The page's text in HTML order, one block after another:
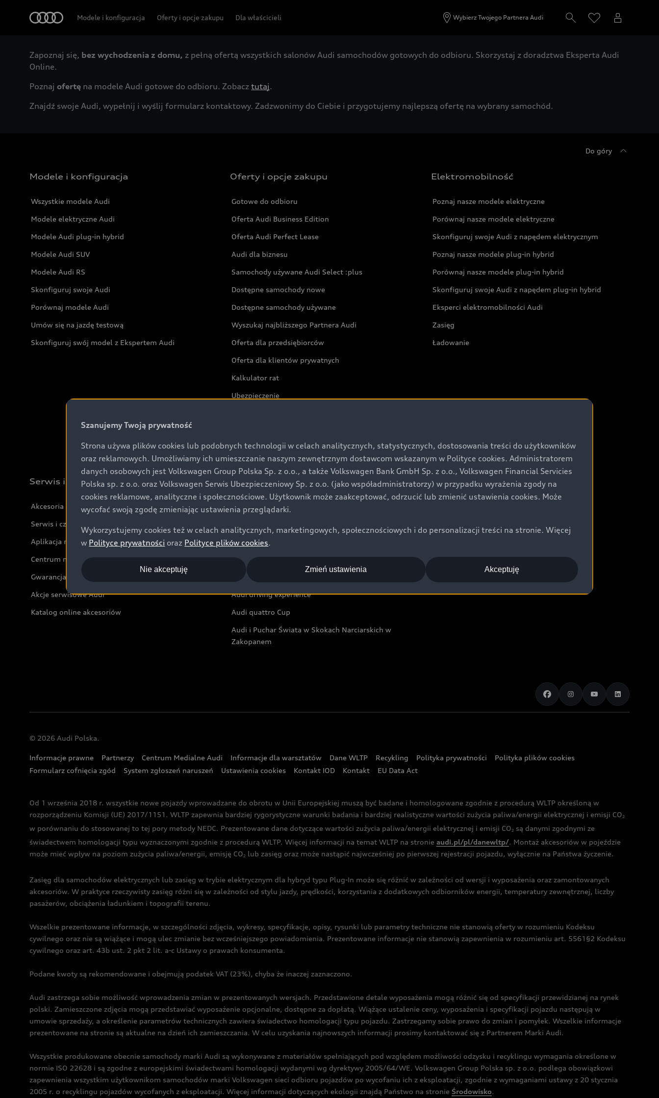
Modele i konfiguracja Oferty i opcje zakupu Dla właścicieli Wybierz Twojego Partnera Audi
Zapoznaj się, bez wychodzenia z domu, z pełną ofertą wszystkich salonów Audi samochodów gotowych do odbioru. Skorzystaj z doradztwa Eksperta Audi
Online.
Poznaj ofertę na modele Audi gotowe do odbioru. Zobacz tutaj.
Znajdź swoje Audi, wypełnij i wyślij formularz kontaktowy. Zadzwonimy do Ciebie i przygotujemy najlepszą ofertę na wybrany samochód.
Do góry
Modele i konfiguracja
Wszystkie modele Audi
Modele elektryczne Audi
Modele Audi plug-in hybrid
Modele Audi SUV
Modele Audi RS
Skonfiguruj swoje Audi
Porównaj modele Audi
Umów się na jazdę testową
Skonfiguruj swój model z Ekspertem Audi
Oferty i opcje zakupu
Gotowe do odbioru
Oferta Audi Business Edition
Oferta Audi Perfect Lease
Audi dla biznesu
Samochody używane Audi Select :plus
Dostępne samochody nowe
Dostępne samochody używane
Wyszukaj najbliższego Partnera Audi
Oferta dla przedsiębiorców
Oferta dla klientów prywatnych
Kalkulator rat
Ubezpieczenie
Audi exclusive
Elektromobilność
Poznaj nasze modele elektryczne
Porównaj nasze modele elektryczne
Skonfiguruj swoje Audi z napędem elektrycznym
Poznaj nasze modele plug-in hybrid
Porównaj nasze modele plug-in hybrid
Skonfiguruj swoje Audi z napędem plug-in hybrid
Eksperci elektromobilności Audi
Zasięg
Ładowanie
Serwis i akcesoria
Akcesoria
Serwis i części
Aplikacja myAudi i usługi cyfrowe
Centrum napraw powypadkowych
Gwarancja
Akcje serwisowe Audi
Katalog online akcesoriów
Świat Audi
Aktualności i historie postępu
Audi Nuvolari
Audi Sport Festiwal
Audi i Muzeum Sztuki Nowoczesnej w Warszawie
Audi driving experience
Audi quattro Cup
Audi i Puchar Świata w Skokach Narciarskich w
Zakopanem
© 2026 Audi Polska.
Informacje prawne Partnerzy Centrum Medialne Audi Informacje dla warsztatów Dane WLTP Recykling Polityka prywatności
Polityka plików cookies
Formularz cofnięcia zgód
System zgłoszeń naruszeń Ustawienia cookies Kontakt IOD Kontakt EU Data Act
Od 1 września 2018 r. wszystkie nowe pojazdy wprowadzane do obrotu w Unii Europejskiej muszą być badane i homologowane zgodnie z procedurą WLTP określoną w
rozporządzeniu Komisji (UE) 2017/1151. WLTP zapewnia bardziej rygorystyczne warunki badania i bardziej realistyczne wartości zużycia paliwa/energii elektrycznej i emisji CO2
w porównaniu do stosowanej to tej pory metody NEDC. Prezentowane dane dotyczące wartości zużycia paliwa/energii elektrycznej i emisji CO2 są danymi zgodnymi ze
świadectwem homologacji typu wyznaczonymi zgodnie z procedurą WLTP. Więcej informacji na temat WLTP na stronie audi.pl/pl/danewltp/. Montaż akcesoriów w pojeździe
może mieć wpływ na poziom zużycia paliwa/energii, emisję CO2 lub zasięg oraz może nastąpić najwcześniej po pierwszej rejestracji pojazdu, wyłącznie na Państwa życzenie.
Zasięg dla samochodów elektrycznych lub zasięg w trybie elektrycznym dla hybryd typu Plug-In może się różnić w zależności od wersji i wyposażenia oraz zamontowanych
akcesoriów. W praktyce rzeczywisty zasięg różni się w zależności od stylu jazdy, prędkości, korzystania z dodatkowych odbiorników energii, temperatury zewnętrznej, liczby
pasażerów, obciążenia ładunkiem i topografii terenu.
Wszelkie prezentowane informacje, w szczególności zdjęcia, wykresy, specyfikacje, opisy, rysunki lub parametry techniczne nie stanowią oferty w rozumieniu Kodeksu
cywilnego oraz nie są wiążące i mogą ulec zmianie bez wcześniejszego powiadomienia. Prezentowane informacje nie stanowią zapewnienia w rozumieniu art. 5561§2 Kodeksu
cywilnego oraz art. 43b ust. 2 pkt 2 lit. a-c Ustawy o prawach konsumenta.
Podane kwoty są rekomendowane i obejmują podatek VAT (23%), chyba że inaczej zaznaczono.
Audi zastrzega sobie możliwość wprowadzenia zmian w prezentowanych wersjach. Przedstawione detale wyposażenia mogą różnić się od specyfikacji przewidzianej na rynek
polski. Zamieszczone zdjęcia mogą przedstawiać wyposażenie opcjonalne, dostępne za dopłatą. Wiążące ustalenie ceny, wyposażenia i specyfikacji pojazdu następują w
umowie sprzedaży, a określenie parametrów technicznych zawiera świadectwo homologacji typu pojazdu. Zastrzegamy sobie prawo do zmian i pomyłek. Wszelkie informacje
prezentowane na stronie są aktualne na dzień ich zamieszczania. W celu uzyskania najnowszych informacji prosimy kontaktować się z Partnerem Marki Audi.
Wszystkie produkowane obecnie samochody marki Audi są wykonywane z materiałów spełniających pod względem możliwości odzysku i recyklingu wymagania określone w
normie ISO 22628 i są zgodne z europejskimi świadectwami homologacji wydanymi wg dyrektywy 2005/64/WE. Volkswagen Group Polska sp. z o.o. podlega obowiązkowi
zapewnienia wszystkim użytkownikom samochodów marki Volkswagen sieci odbioru pojazdów po wycofaniu ich z eksploatacji, zgodnie z wymaganiami ustawy z 20 stycznia
2005 r. o recyklingu pojazdów wycofanych z eksploatacji. Więcej informacji dotyczących ekologii znajdą Państwo na stronie Środowisko.
Szanujemy Twoją prywatność
Strona używa plików cookies lub podobnych technologii w celach analitycznych, statystycznych, dostosowania treści do użytkowników
oraz reklamowych. Umożliwiamy ich umieszczanie naszym zewnętrznym dostawcom wskazanym w Polityce cookies. Administratorem
danych osobowych jest Volkswagen Group Polska Sp. z o.o., a także Volkswagen Bank GmbH Sp. z o.o., Volkswagen Financial Servicies
Polska sp. z o.o. oraz Volkswagen Serwis Ubezpieczeniowy Sp. z o.o. (jako współadministratorzy) w przypadku wyrażenia zgody na
cookies reklamowe, analityczne i społecznościowe. Użytkownik może zaakceptować, odrzucić lub zmienić ustawienia cookies. Może
wycofać swoją zgodę zmieniając ustawienia przeglądarki.
Wykorzystujemy cookies też w celach analitycznych, marketingowych, społecznościowych i do personalizacji treści na stronie. Więcej
w Polityce prywatności oraz Polityce plików cookies.
Akceptuję
Nie akceptuję Zmień ustawienia